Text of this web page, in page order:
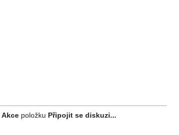
Akce položku Připojit se diskuzi...